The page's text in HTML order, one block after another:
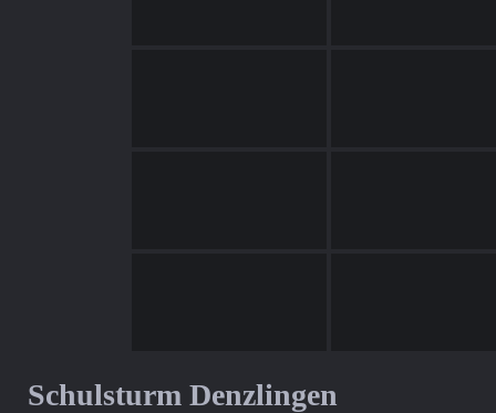
Schulsturm Denzlingen